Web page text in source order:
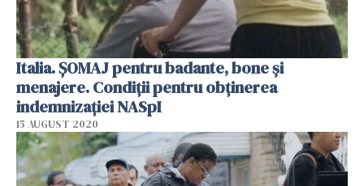
Italia. ŞOMAJ pentru badante, bone şi
menajere. Condiţii pentru obţinerea
indemnizaţiei NASpI
15 AUGUST 2020